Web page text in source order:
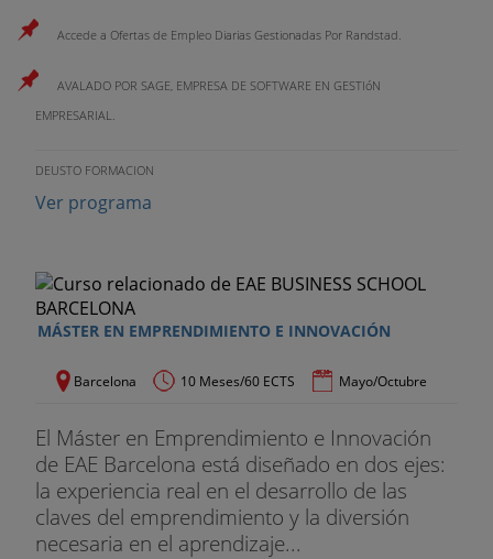
Accede a Ofertas de Empleo Diarias Gestionadas Por Randstad.
AVALADO POR SAGE, EMPRESA DE SOFTWARE EN GESTIóN
EMPRESARIAL.
DEUSTO FORMACION
Ver programa
MÁSTER EN EMPRENDIMIENTO E INNOVACIÓN
Barcelona 10 Meses/60 ECTS Mayo/Octubre
El Máster en Emprendimiento e Innovación
de EAE Barcelona está diseñado en dos ejes:
la experiencia real en el desarrollo de las
claves del emprendimiento y la diversión
necesaria en el aprendizaje...